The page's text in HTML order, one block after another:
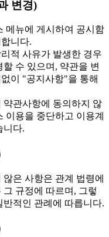
변경)
메뉴에 게시하여 공시함
니다.
적 사유가 발생한 경우
수 있으며, 약관을 변
이 "공지사항"을 통해
관사항에 동의하지 않
이용을 중단하고 이용계
니다.
은 사항은 관계 법령에
규정에 따르며, 그렇
반적인 관례에 따릅니다.